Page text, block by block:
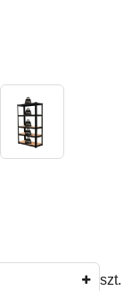
szt.